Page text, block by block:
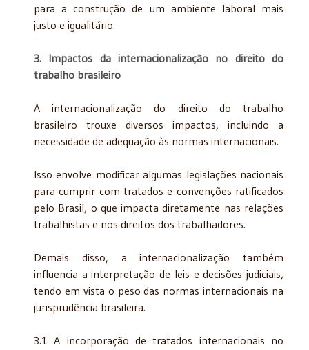
para a construção de um ambiente laboral mais
justo e igualitário.
3. Impactos da internacionalização no direito do
trabalho brasileiro
A internacionalização do direito do trabalho
brasileiro trouxe diversos impactos, incluindo a
necessidade de adequação às normas internacionais.
Isso envolve modificar algumas legislações nacionais
para cumprir com tratados e convenções ratificados
pelo Brasil, o que impacta diretamente nas relações
trabalhistas e nos direitos dos trabalhadores.
Demais disso, a internacionalização também
influencia a interpretação de leis e decisões judiciais,
tendo em vista o peso das normas internacionais na
jurisprudência brasileira.
3.1 A incorporação de tratados internacionais no